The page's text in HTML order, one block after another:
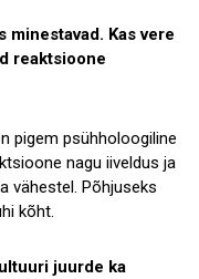
minestavad. Kas vere
reaktsioone
pigem psühholoogiline
nagu iiveldus ja
vähestel. Põhjuseks
kõht.
juurde ka